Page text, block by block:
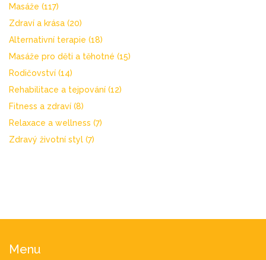
Masáže (117)
Zdraví a krása (20)
Alternativní terapie (18)
Masáže pro děti a těhotné (15)
Rodičovství (14)
Rehabilitace a tejpování (12)
Fitness a zdraví (8)
Relaxace a wellness (7)
Zdravý životní styl (7)
Menu